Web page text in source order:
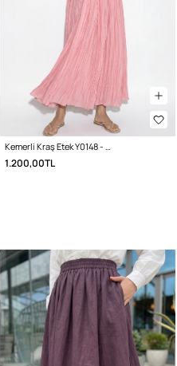
Kemerli Kraş Etek Y0148 - PEMBE
1.200,00TL